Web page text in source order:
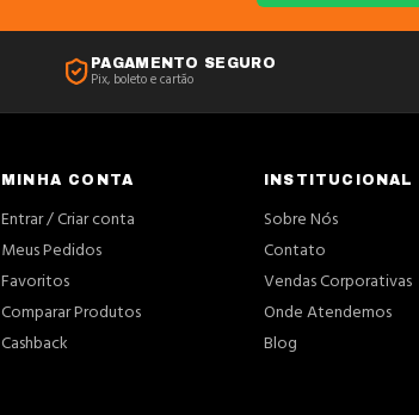
PAGAMENTO SEGURO
Pix, boleto e cartão
MINHA CONTA
Entrar / Criar conta
Meus Pedidos
Favoritos
Comparar Produtos
Cashback
INSTITUCIONAL
Sobre Nós
Contato
Vendas Corporativas
Onde Atendemos
Blog